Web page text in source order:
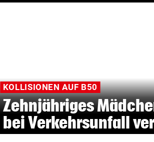
KOLLISIONEN AUF B50
Zehnjähriges
bei Verkehrsunfall